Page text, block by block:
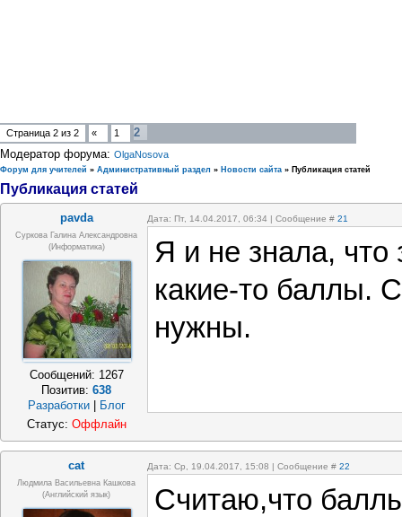
Страница 2 из 2 « 1
2
Модератор форума: OlgaNosova
Форум для учителей » Административный раздел » Новости сайта » Публикация статей
Публикация статей
pavda Дата: Пт, 14.04.2017, 06:34 | Сообщение # 21
Суркова Галина Александровна
(информатика)
Сообщений: 1267
Позитив:638
Разработки
Блог
Я и не знала, что
какие-то баллы.
нужны.
Статус: Оффлайн
cat Дата: Ср, 19.04.2017, 15:08 | Сообщение # 22
Людмила Васильевна Кашкова
(Английский язык)
Считаю,что